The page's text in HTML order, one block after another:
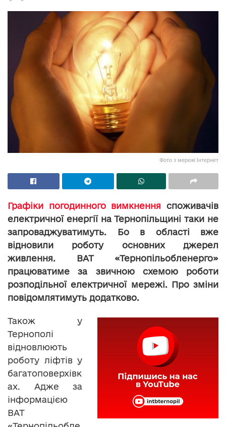
Фото з мережі Інтернет
Графіки погодинного вимкнення споживачів
електричної енергії на Тернопільщині таки не
запроваджуватимуть. Бо в області вже
відновили роботу основних джерел
живлення. ВАТ «Тернопільобленерго»
працюватиме за звичною схемою роботи
розподільної електричної мережі. Про зміни
повідомлятимуть додатково.
Також у
Тернополі
відновлюють
роботу ліфтів у
багатоповерхівк
ах. Адже за
інформацією
ВАТ